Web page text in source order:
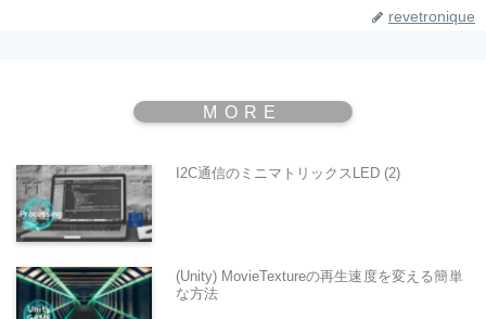
revetronique
I2C通信のミニマトリックスLED (2)
(Unity) MovieTextureの再生速度を変える簡単
な方法